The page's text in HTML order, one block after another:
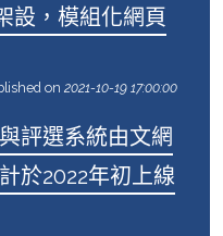
設，模組化網頁
on 2021-10-19 17:00:00
評選系統由文網
於2022年初上線